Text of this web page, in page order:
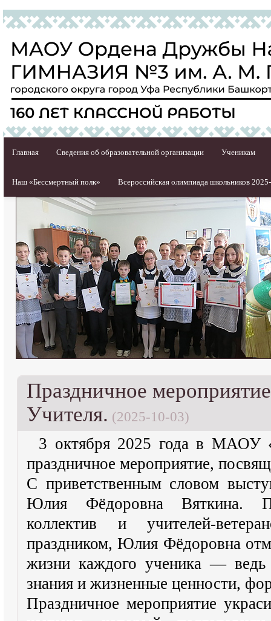
Главная Сведения об образовательной организации Ученикам
Наш «Бессмертный полк» Всероссийская олимпиада школьников
Праздничное
Учителя. (2025-10-03)
3 октября 2025 года в МАОУ
праздничное мероприятие,
С приветственным словом
Юлия Фёдоровна Вяткина.
коллектив и учителей-
праздником, Юлия Фёдоровна
жизни каждого ученика — ведь
знания и жизненные ценности,
Праздничное мероприятие